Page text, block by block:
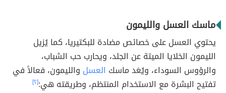
ماسك العسل والليمون
يحتوي العسل على خصائص مضادة للبكتيريا، كما يُزيل
الليمون الخلايا الميتة عن الجلد، ويحارب حب الشباب،
والرؤوس السوداء، ويُعَد ماسك العسل والليمون، فعالاً في
تفتيح البشرة مع الاستخدام المنتظم، وطريقته هي:[٢]